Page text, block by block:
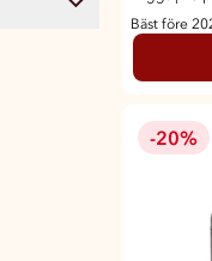
99
40
23
153
Bäst före
-20%